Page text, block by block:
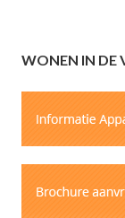
WONEN IN DE